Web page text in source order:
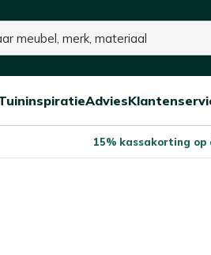
Open/sluitOpen/sluit
Advies
15% kassakorting op